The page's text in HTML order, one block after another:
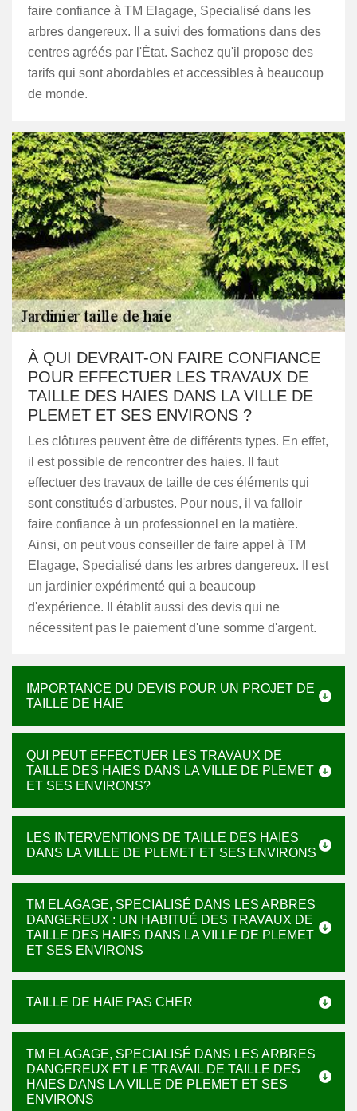
faire confiance à TM Elagage, Specialisé dans les
arbres dangereux. Il a suivi des formations dans des
centres agréés par l'État. Sachez qu'il propose des
tarifs qui sont abordables et accessibles à beaucoup
de monde.
À QUI DEVRAIT-ON FAIRE CONFIANCE
POUR EFFECTUER LES TRAVAUX DE
TAILLE DES HAIES DANS LA VILLE DE
PLEMET ET SES ENVIRONS ?
Les clôtures peuvent être de différents types. En effet,
il est possible de rencontrer des haies. Il faut
effectuer des travaux de taille de ces éléments qui
sont constitués d'arbustes. Pour nous, il va falloir
faire confiance à un professionnel en la matière.
Ainsi, on peut vous conseiller de faire appel à TM
Elagage, Specialisé dans les arbres dangereux. Il est
un jardinier expérimenté qui a beaucoup
d'expérience. Il établit aussi des devis qui ne
nécessitent pas le paiement d'une somme d'argent.
IMPORTANCE DU DEVIS POUR UN PROJET DE
TAILLE DE HAIE
QUI PEUT EFFECTUER LES TRAVAUX DE
TAILLE DES HAIES DANS LA VILLE DE PLEMET
ET SES ENVIRONS?
LES INTERVENTIONS DE TAILLE DES HAIES
DANS LA VILLE DE PLEMET ET SES ENVIRONS
TM ELAGAGE, SPECIALISÉ DANS LES ARBRES
DANGEREUX : UN HABITUÉ DES TRAVAUX DE
TAILLE DES HAIES DANS LA VILLE DE PLEMET
ET SES ENVIRONS
TAILLE DE HAIE PAS CHER
TM ELAGAGE, SPECIALISÉ DANS LES ARBRES
DANGEREUX ET LE TRAVAIL DE TAILLE DES
HAIES DANS LA VILLE DE PLEMET ET SES
ENVIRONS